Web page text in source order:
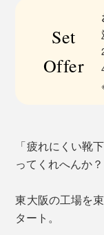
Set
Offer
「疲れにくい靴
ってくれへんか？
東大阪の工場を
タート。